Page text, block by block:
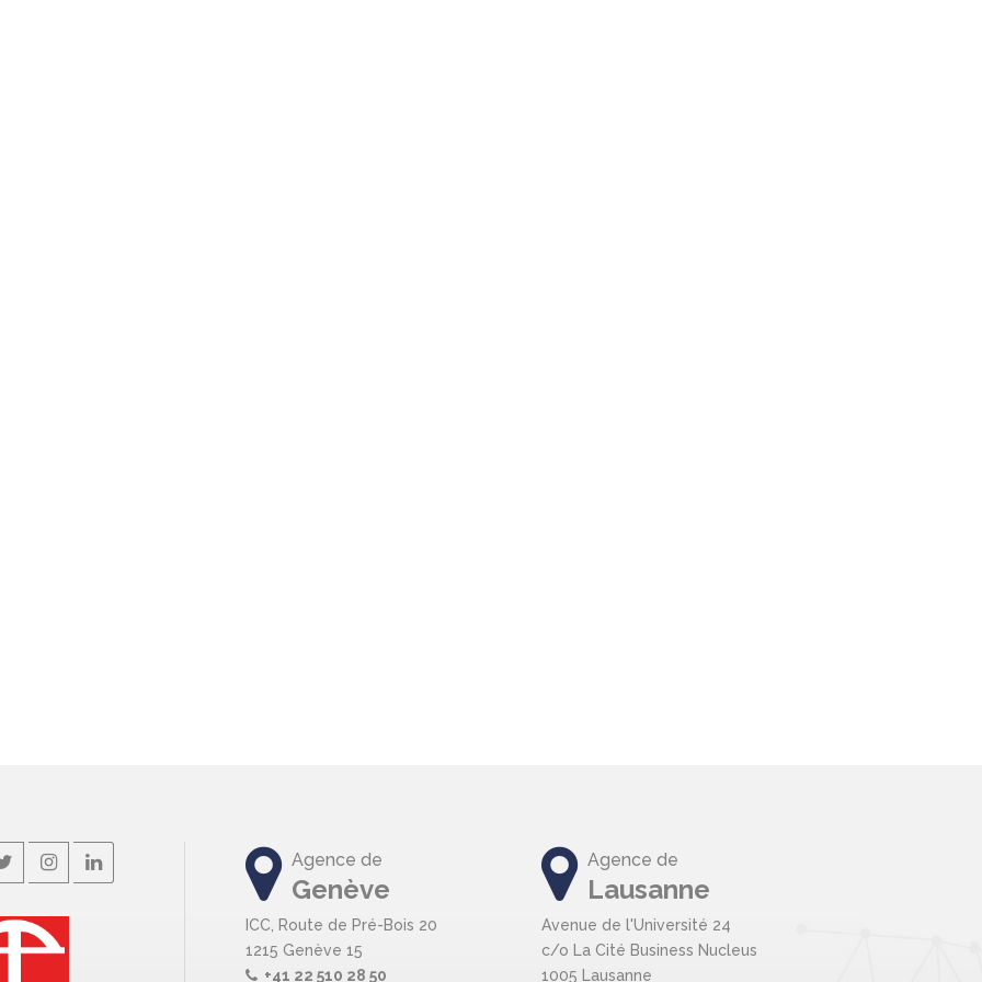
Agence de
Genève
ICC, Route de Pré-Bois 20
1215 Genève 15
+41 22 510 28 50
Agence de
Lausanne
Avenue de l'Université 24
c/o La Cité Business Nucleus
1005 Lausanne